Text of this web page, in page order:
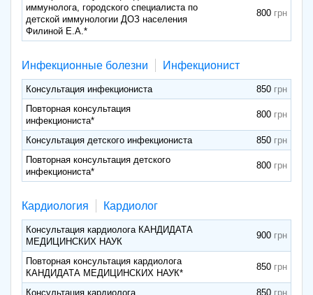
иммунолога, городского специалиста по
детской иммунологии ДОЗ населения
Филиной Е.А.*
800
Инфекционные болезни Инфекционист
Консультация инфекциониста
850
Повторная консультация
инфекциониста*
800
Консультация детского инфекциониста
850
Повторная консультация детского
инфекциониста*
800
Кардиология Кардиолог
Консультация кардиолога КАНДИДАТА
МЕДИЦИНСКИХ НАУК
900
Повторная консультация кардиолога
КАНДИДАТА МЕДИЦИНСКИХ НАУК*
850
Консультация кардиолога 850